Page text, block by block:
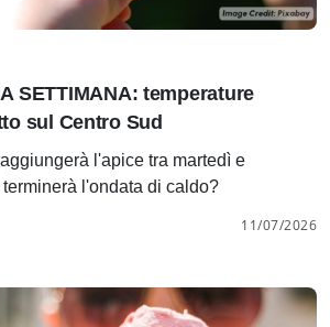
SETTIMANA: temperature
sul Centro Sud
l'apice tra martedì e
l'ondata di caldo?
11/07/2026